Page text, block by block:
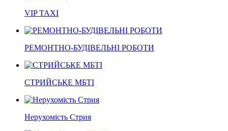
VIP TAXI
РЕМОНТНО-БУДІВЕЛЬНІ РОБОТИ
СТРИЙСЬКЕ МБТІ
Нерухомість Стрия